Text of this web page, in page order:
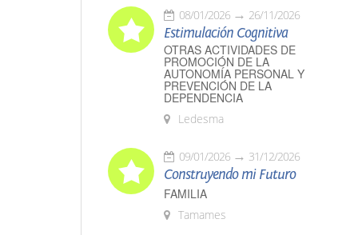
08/01/2026 26/11/2026
Estimulación Cognitiva
OTRAS ACTIVIDADES DE
PROMOCIÓN DE LA
AUTONOMÍA PERSONAL Y
PREVENCIÓN DE LA
DEPENDENCIA
Ledesma
09/01/2026 31/12/2026
Construyendo mi Futuro
FAMILIA
Tamames